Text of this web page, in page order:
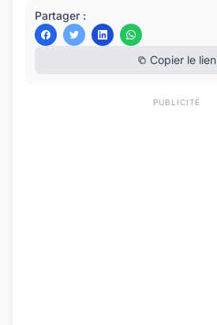
Partager :
Copier le lien
PUBLICITÉ